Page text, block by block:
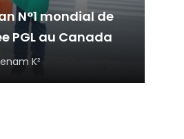
N°1 mondial de
PGL au Canada
K²